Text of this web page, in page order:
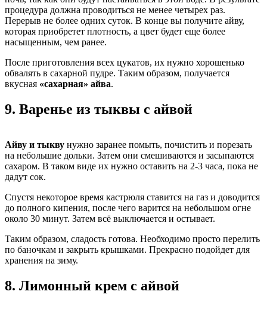
процедура должна проводиться не менее четырех раз.
Перерыв не более одних суток. В конце вы получите айву,
которая приобретет плотность, а цвет будет еще более
насыщенным, чем ранее.
После приготовления всех цукатов, их нужно хорошенько
обвалять в сахарной пудре. Таким образом, получается
вкусная «сахарная» айва.
9. Варенье из тыквы с айвой
Айву и тыкву нужно заранее помыть, почистить и порезать
на небольшие дольки. Затем они смешиваются и засыпаются
сахаром. В таком виде их нужно оставить на 2-3 часа, пока не
дадут сок.
Спустя некоторое время кастрюля ставится на газ и доводится
до полного кипения, после чего варится на небольшом огне
около 30 минут. Затем всё выключается и остывает.
Таким образом, сладость готова. Необходимо просто перелить
по баночкам и закрыть крышками. Прекрасно подойдет для
хранения на зиму.
8. Лимонный крем с айвой